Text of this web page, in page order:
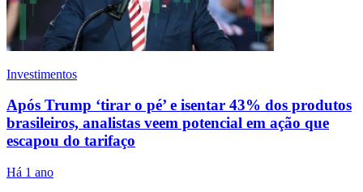
Investimentos
Após Trump ‘tirar o pé’ e isentar 43% dos produtos
brasileiros, analistas veem potencial em ação que
escapou do tarifaço
Há 1 ano